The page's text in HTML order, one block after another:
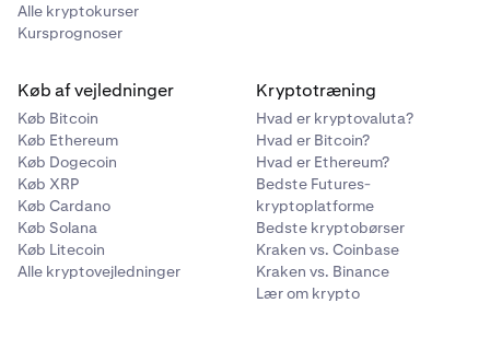
Alle kryptokurser
Kursprognoser
Køb af vejledninger
Køb Bitcoin
Køb Ethereum
Køb Dogecoin
Køb XRP
Køb Cardano
Køb Solana
Køb Litecoin
Alle kryptovejledninger
Kryptotræning
Hvad er kryptovaluta?
Hvad er Bitcoin?
Hvad er Ethereum?
Bedste Futures-
kryptoplatforme
Bedste kryptobørser
Kraken vs. Coinbase
Kraken vs. Binance
Lær om krypto